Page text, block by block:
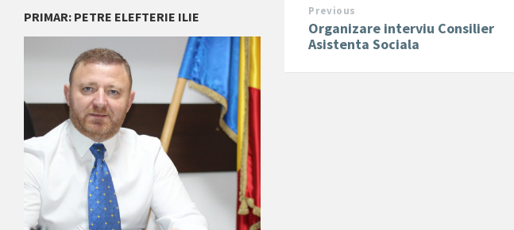
Previous
Organizare interviu Consilier
Asistenta Sociala
PRIMAR: PETRE ELEFTERIE ILIE